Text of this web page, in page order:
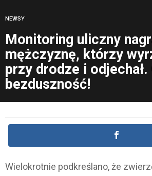
NEWSY
Monitoring uliczny
mężczyznę, którzy
przy drodze i odjechał.
bezduszność!
Wielokrotnie podkreślano, że